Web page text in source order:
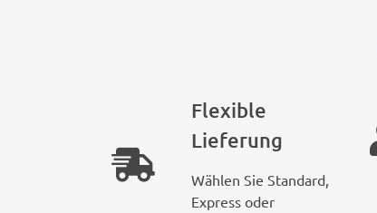
Flexible
Lieferung
Wählen Sie Standard,
Express oder